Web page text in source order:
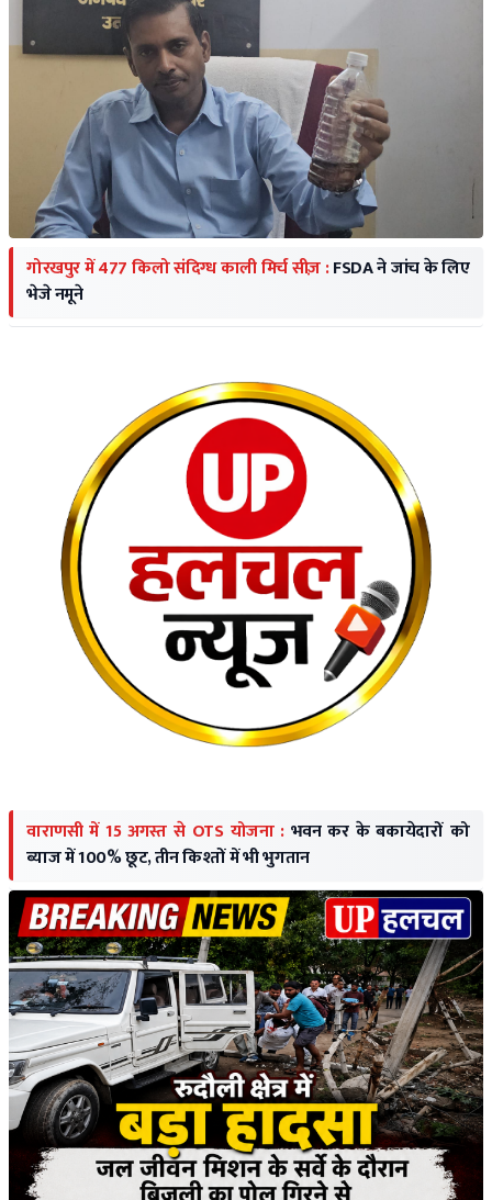
गोरखपुर में 477 किलो संदिग्ध काली मिर्च सीज़ :FSDA ने जांच के लिए
भेजे नमूने
वाराणसी में 15 अगस्त से OTS योजना : भवन कर के बकायेदारों को
ब्याज में 100% छूट, तीन किश्तों में भी भुगतान